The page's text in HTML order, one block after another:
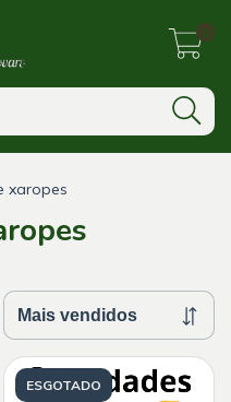
0
xaropes
ESGOTADO